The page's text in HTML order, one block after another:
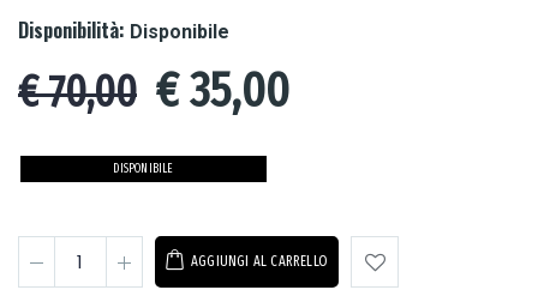
Disponibilità: Disponibile
€ 70,00 €35,00
DISPONIBILE
AGGIUNGI AL CARRELLO